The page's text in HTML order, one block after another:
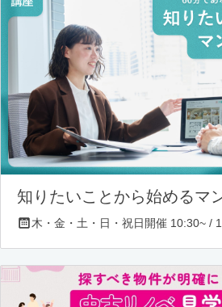
知りたいことから始めるマ